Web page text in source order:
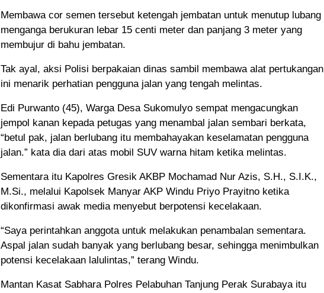
Membawa cor semen tersebut ketengah jembatan untuk menutup lubang
menganga berukuran lebar 15 centi meter dan panjang 3 meter yang
membujur di bahu jembatan.
Tak ayal, aksi Polisi berpakaian dinas sambil membawa alat pertukangan
ini menarik perhatian pengguna jalan yang tengah melintas.
Edi Purwanto (45), Warga Desa Sukomulyo sempat mengacungkan
jempol kanan kepada petugas yang menambal jalan sembari berkata,
“betul pak, jalan berlubang itu membahayakan keselamatan pengguna
jalan.” kata dia dari atas mobil SUV warna hitam ketika melintas.
Sementara itu Kapolres Gresik AKBP Mochamad Nur Azis, S.H., S.I.K.,
M.Si., melalui Kapolsek Manyar AKP Windu Priyo Prayitno ketika
dikonfirmasi awak media menyebut berpotensi kecelakaan.
“Saya perintahkan anggota untuk melakukan penambalan sementara.
Aspal jalan sudah banyak yang berlubang besar, sehingga menimbulkan
potensi kecelakaan lalulintas,” terang Windu.
Mantan Kasat Sabhara Polres Pelabuhan Tanjung Perak Surabaya itu